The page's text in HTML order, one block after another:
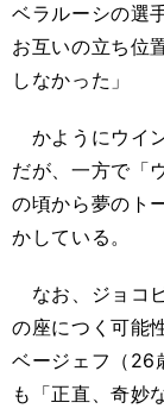
ベラルーシの選
お互いの立ち位
しなかった」
かようにウイ
だが、一方で「
の頃から夢のト
かしている。
なお、ジョコ
の座につく可能
ベージェフ（26
も「正直、奇妙